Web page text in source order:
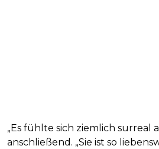
„Es fühlte sich ziemlich surreal
anschließend. „Sie ist so